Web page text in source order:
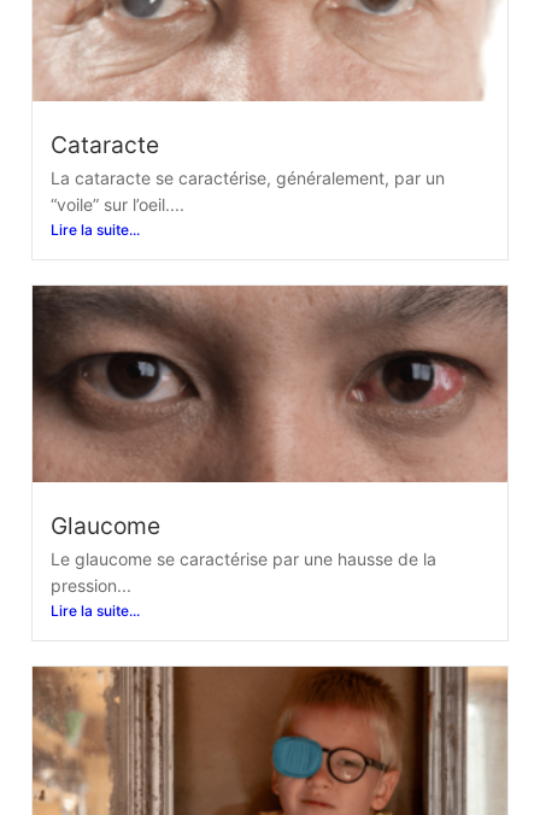
Cataracte
La cataracte se caractérise, généralement, par un
“voile” sur l’oeil....
Lire la suite...
Glaucome
Le glaucome se caractérise par une hausse de la
pression...
Lire la suite...